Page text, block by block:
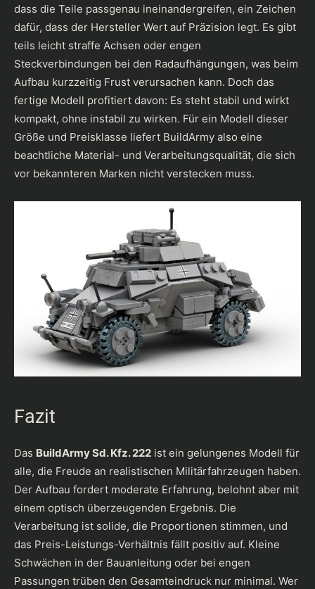
dass die Teile passgenau ineinandergreifen, ein Zeichen
dafür, dass der Hersteller Wert auf Präzision legt. Es gibt
teils leicht straffe Achsen oder engen
Steckverbindungen bei den Radaufhängungen, was beim
Aufbau kurzzeitig Frust verursachen kann. Doch das
fertige Modell profitiert davon: Es steht stabil und wirkt
kompakt, ohne instabil zu wirken. Für ein Modell dieser
Größe und Preisklasse liefert BuildArmy also eine
beachtliche Material- und Verarbeitungsqualität, die sich
vor bekannteren Marken nicht verstecken muss.
Fazit
Das BuildArmy Sd. Kfz. 222 ist ein gelungenes Modell für
alle, die Freude an realistischen Militärfahrzeugen haben.
Der Aufbau fordert moderate Erfahrung, belohnt aber mit
einem optisch überzeugenden Ergebnis. Die
Verarbeitung ist solide, die Proportionen stimmen, und
das Preis-Leistungs-Verhältnis fällt positiv auf. Kleine
Schwächen in der Bauanleitung oder bei engen
Passungen trüben den Gesamteindruck nur minimal. Wer